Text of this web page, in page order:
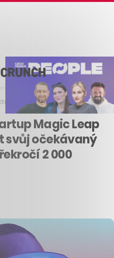
Magic Leap
svůj očekávaný
2 000